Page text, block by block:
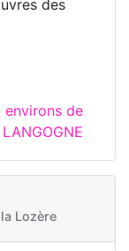
des
environs de
LANGOGNE
la Lozère